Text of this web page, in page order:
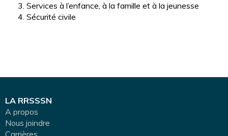
Services à l’enfance, à la famille et à la jeunesse
Sécurité civile
LA RRSSSN
A propos
Nous joindre
Carrières